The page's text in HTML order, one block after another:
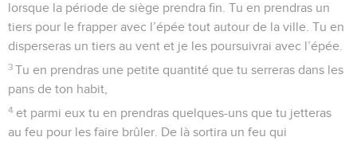
lorsque la période de siège prendra fin. Tu en prendras un
tiers pour le frapper avec l’épée tout autour de la ville. Tu en
disperseras un tiers au vent et je les poursuivrai avec l’épée.
3 Tu en prendras une petite quantité que tu serreras dans les
pans de ton habit,
4 et parmi eux tu en prendras quelques-uns que tu jetteras
au feu pour les faire brûler. De là sortira un feu qui